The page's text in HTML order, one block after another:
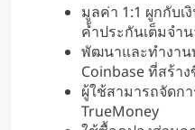
มูลค่า 1:1 ผูกกับเ
ค้ำประกันเต็มจำ
พัฒนาและทำงาน
Coinbase ที่สร้า
ผู้ใช้สามารถจัดก
TrueMoney